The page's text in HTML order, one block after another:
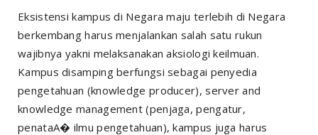
Eksistensi kampus di Negara maju terlebih di Negara
berkembang harus menjalankan salah satu rukun
wajibnya yakni melaksanakan aksiologi keilmuan.
Kampus disamping berfungsi sebagai penyedia
pengetahuan (knowledge producer), server and
knowledge management (penjaga, pengatur,
penataA� ilmu pengetahuan), kampus juga harus